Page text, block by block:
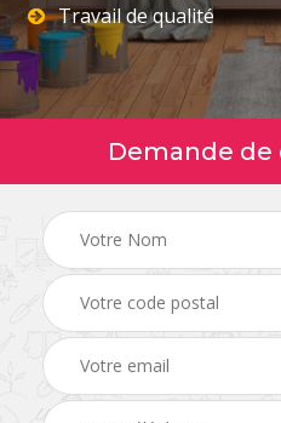
Travail de qualité
Demande